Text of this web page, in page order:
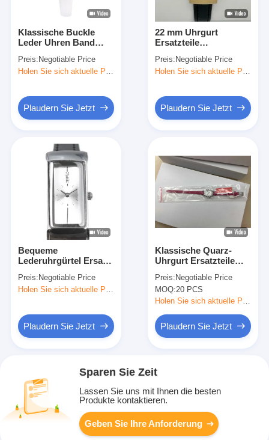
Klassische Buckle
Leder Uhren Band
Custom Logo
Preis: Negotiable Price
Plaudern Sie Jetzt
22 mm Uhrgurt
Ersatzteile
Uhrengurt Ersatz
Preis: Negotiable Price
Plaudern Sie Jetzt
Bequeme
Lederuhrgürtel Ersatz
und stilvollen Look
Preis: Negotiable Price
Plaudern Sie Jetzt
Klassische Quarz-
Uhrgurt Ersatzteile
Preis: Negotiable Price
MOQ:20 PCS
Holen Sie sich aktuelle Preis
Plaudern Sie Jetzt
Sparen Sie Zeit
Lassen Sie uns mit Ihnen die besten
Produkte kontaktieren.
Geben Sie Ihre Anforderung